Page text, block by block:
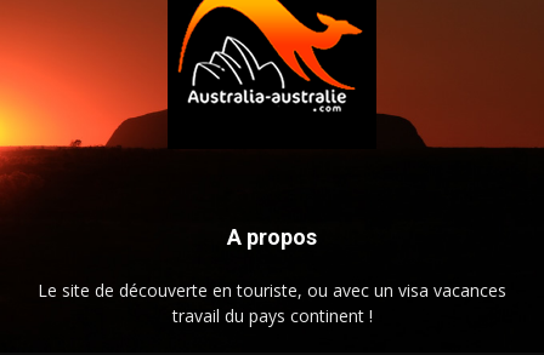
A propos
Le site de découverte en touriste, ou avec un visa vacances
travail du pays continent !